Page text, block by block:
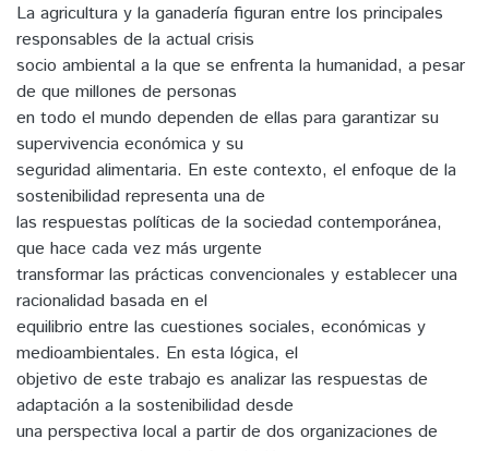
La agricultura y la ganadería figuran entre los principales
responsables de la actual crisis
socio ambiental a la que se enfrenta la humanidad, a pesar
de que millones de personas
en todo el mundo dependen de ellas para garantizar su
supervivencia económica y su
seguridad alimentaria. En este contexto, el enfoque de la
sostenibilidad representa una de
las respuestas políticas de la sociedad contemporánea,
que hace cada vez más urgente
transformar las prácticas convencionales y establecer una
racionalidad basada en el
equilibrio entre las cuestiones sociales, económicas y
medioambientales. En esta lógica, el
objetivo de este trabajo es analizar las respuestas de
adaptación a la sostenibilidad desde
una perspectiva local a partir de dos organizaciones de